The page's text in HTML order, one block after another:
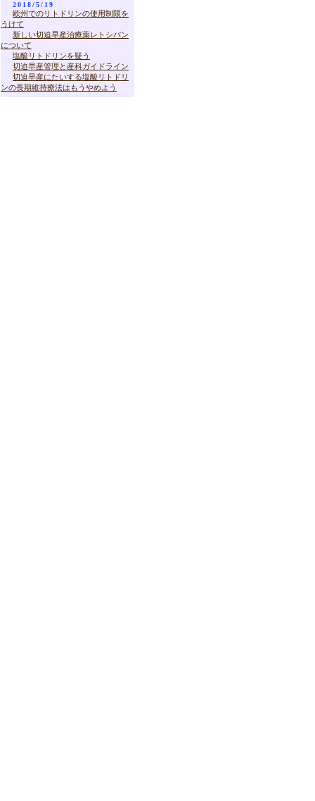
2018/5/19
欧州でのリトドリンの使用制限を
うけて
新しい切迫早産治療薬レトシバン
について
塩酸リトドリンを疑う
切迫早産管理と産科ガイドライン
切迫早産にたいする塩酸リトドリ
ンの長期維持療法はもうやめよう